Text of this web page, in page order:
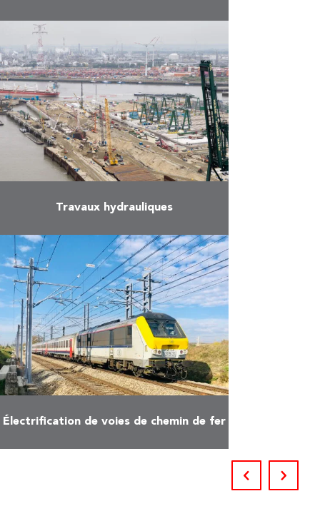
En savoir plus
Travaux hydrauliques
En savoir plus
Électrification de voies de chemin de fer